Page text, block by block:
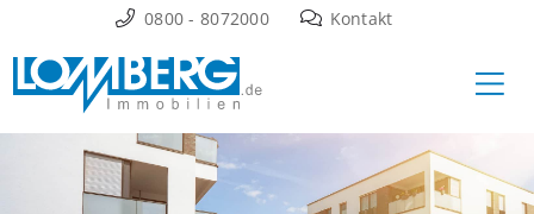
Inhalt
springen
0800 - 8072000 Kontakt